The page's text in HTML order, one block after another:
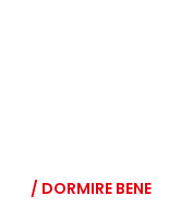
/ DORMIRE BENE